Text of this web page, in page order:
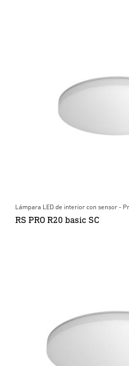
Lámpara LED de interior con sensor -
RS PRO R20 basic SC